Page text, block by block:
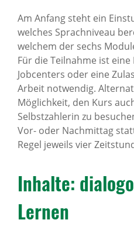
Am Anfang steht ein
welches Sprachniveau
welchem der sechs
Für die Teilnahme ist
Jobcenters oder eine
Arbeit notwendig.
Möglichkeit, den Kurs
Selbstzahlerin zu
Vor- oder Nachmittag
Regel jeweils vier
Inhalte:
Lernen